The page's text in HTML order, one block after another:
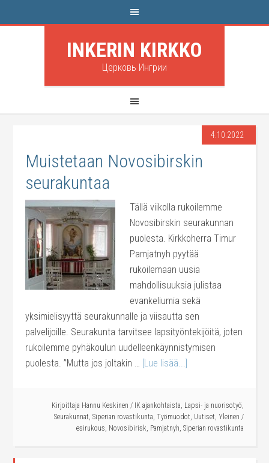
INKERIN KIRKKO
Церковь Ингрии
4.10.2022
Muistetaan Novosibirskin
seurakuntaa
Tällä viikolla rukoilemme
Novosibirskin seurakunnan
puolesta. Kirkkoherra Timur
Pamjatnyh pyytää
rukoilemaan uusia
mahdollisuuksia julistaa
evankeliumia sekä
yksimielisyyttä seurakunnalle ja viisautta sen
palvelijoille. Seurakunta tarvitsee lapsityöntekijöitä, joten
rukoilemme pyhäkoulun uudelleenkäynnistymisen
puolesta. ”Mutta jos joltakin … [Lue lisää...]
Kirjoittaja Hannu Keskinen / IK ajankohtaista, Lapsi- ja nuorisotyö,
Seurakunnat, Siperian rovastikunta, Työmuodot, Uutiset, Yleinen /
esirukous, Novosibirisk, Pamjatnyh, Siperian rovastikunta